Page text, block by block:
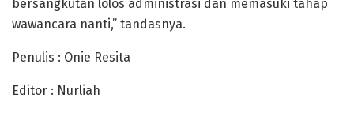
bersangkutan lolos administrasi dan memasuki tahap
wawancara nanti,” tandasnya.
Penulis : Onie Resita
Editor : Nurliah